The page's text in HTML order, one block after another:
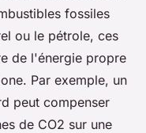
fossiles
ou le pétrole, ces
de l'énergie propre
Par exemple, un
peut compenser
de CO2 sur une